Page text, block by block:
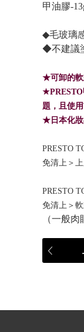
甲油膠-
◆毛玻璃
◆不建議
★可卸的軟
★PRESTO
題，且使
★日本化妝
PRESTO
免清上＞
PRESTO
免清上＞
（一般